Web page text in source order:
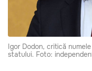
Igor Dodon, critică
statului. Foto: